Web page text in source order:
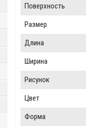
Поверхность
Размер
Длина
Ширина
Рисунок
Цвет
Форма